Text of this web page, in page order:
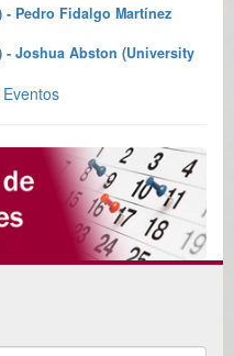
- Pedro Fidalgo Martínez
- Joshua Abston (University